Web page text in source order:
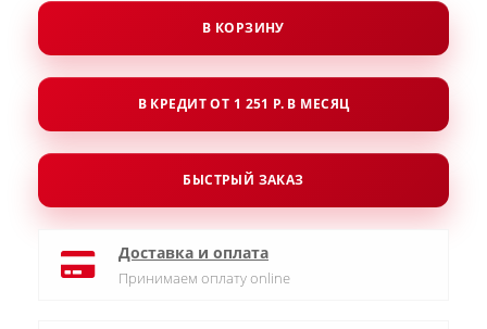
В КОРЗИНУ
В КРЕДИТ ОТ 1 251 Р. В МЕСЯЦ
БЫСТРЫЙ ЗАКАЗ
Доставка и оплата
Принимаем оплату online